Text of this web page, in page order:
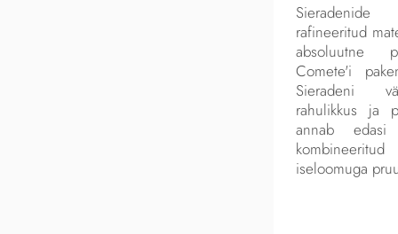
rafineeritud
absoluutne
Comete'i
Sieradeni
rahulikkus ja
annab
iseloomuga